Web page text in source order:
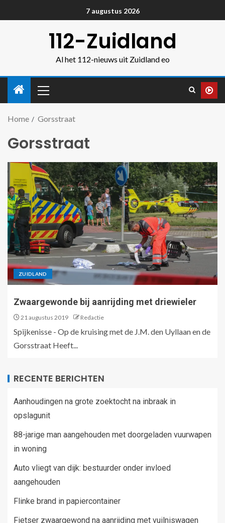
7 augustus 2026
112-Zuidland
Al het 112-nieuws uit Zuidland eo
Home Gorsstraat
Gorsstraat
ZUIDLAND
Zwaargewonde bij aanrijding met driewieler
21 augustus 2019 Redactie
Spijkenisse - Op de kruising met de J.M. den Uyllaan en de
Gorsstraat Heeft...
RECENTE BERICHTEN
Aanhoudingen na grote zoektocht na inbraak in
opslagunit
88-jarige man aangehouden met doorgeladen vuurwapen
in woning
Auto vliegt van dijk: bestuurder onder invloed
aangehouden
Flinke brand in papiercontainer
Fietser zwaargewond na aanrijding met vuilniswagen